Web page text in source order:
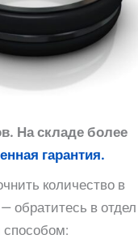
На складе более
гарантия.
количество в
обратитесь в отдел